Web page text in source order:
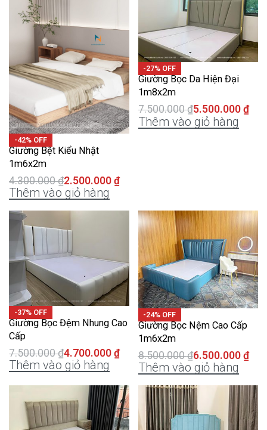
-42% OFF
Giường Bệt Kiểu Nhật
1m6x2m
4.300.000₫2.500.000 ₫
Thêm vào giỏ hàng
-27% OFF
Giường Bọc Da Hiện Đại
1m8x2m
7.500.000₫5.500.000 ₫
Thêm vào giỏ hàng
-37% OFF
Giường Bọc Đệm Nhung Cao
Cấp
7.500.000₫4.700.000 ₫
Thêm vào giỏ hàng
-24% OFF
Giường Bọc Nệm Cao Cấp
1m6x2m
8.500.000₫6.500.000 ₫
Thêm vào giỏ hàng